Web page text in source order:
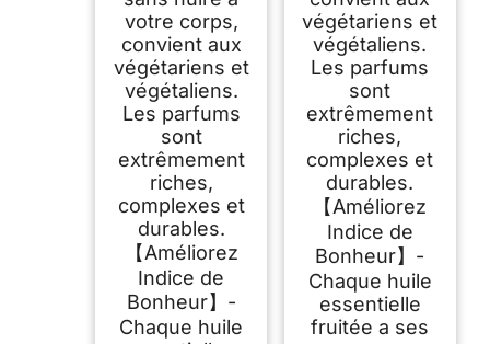
votre corps,
convient aux
végétariens et
végétaliens.
Les parfums
sont
extrêmement
riches,
complexes et
durables.
【Améliorez
Indice de
Bonheur】-
Chaque huile
végétariens et
végétaliens.
Les parfums
sont
extrêmement
riches,
complexes et
durables.
【Améliorez
Indice de
Bonheur】-
Chaque huile
essentielle
fruitée a ses